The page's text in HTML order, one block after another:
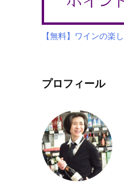
【無料】ワインの楽
プロフィール